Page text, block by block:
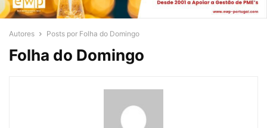
Autores Posts por Folha do Domingo
Folha do Domingo